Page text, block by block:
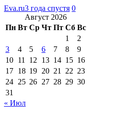
Eva.ru3 года спустя 0
Август 2026
Пн Вт Ср Чт Пт Сб Вс
1
2
3
4 5 6 7 8
9
10 11 12 13 14 15 16
17 18 19 20 21 22 23
24 25 26 27 28 29 30
31
« Июл